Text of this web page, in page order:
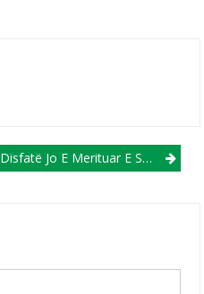
Disfatë Jo E Merituar E Struga Trim Lum Në Bratisllavë, Golat E Ibraimit Megjithatë Japin Shpresa